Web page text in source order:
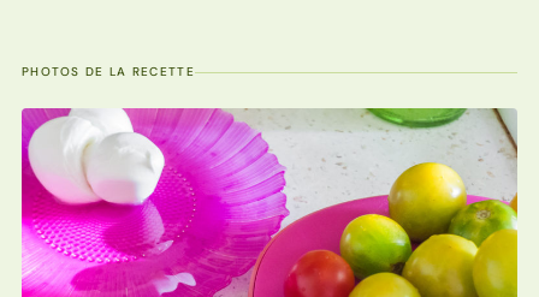
PHOTOS DE LA RECETTE